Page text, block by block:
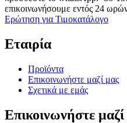
επικοινωνήσουμε εντός 24
Ερώτηση για Τιμοκατάλογο
Εταιρία
Προϊόντα
Επικοινωνήστε μαζί μας
Σχετικά με εμάς
Επικοινωνήστε